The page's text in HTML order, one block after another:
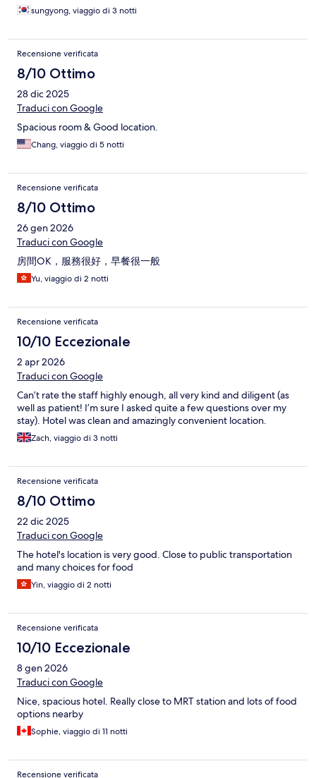
sungyong, viaggio di 3 notti
Recensione verificata
8/10 Ottimo
28 dic 2025
Traduci con Google
Spacious room & Good location.
Chang, viaggio di 5 notti
Recensione verificata
8/10 Ottimo
26 gen 2026
Traduci con Google
房間OK，服務很好，早餐很一般
Yu, viaggio di 2 notti
Recensione verificata
10/10 Eccezionale
2 apr 2026
Traduci con Google
Can’t rate the staff highly enough, all very kind and diligent (as
well as patient! I’m sure I asked quite a few questions over my
stay). Hotel was clean and amazingly convenient location.
Zach, viaggio di 3 notti
Recensione verificata
8/10 Ottimo
22 dic 2025
Traduci con Google
The hotel's location is very good. Close to public transportation
and many choices for food
Yin, viaggio di 2 notti
Recensione verificata
10/10 Eccezionale
8 gen 2026
Traduci con Google
Nice, spacious hotel. Really close to MRT station and lots of food
options nearby
Sophie, viaggio di 11 notti
Recensione verificata